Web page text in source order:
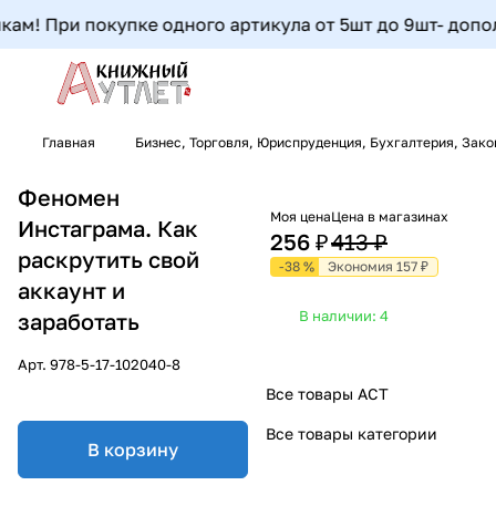
При покупке одного артикула от 5шт до 9шт-
Главная Бизнес, Торговля, Юриспруденция, Бухгалтерия,
Феномен
Инстаграма. Как
раскрутить свой
аккаунт и
заработать
Арт. 978-5-17-102040-8
В корзину
Моя цена
256 ₽
Цена в магазинах
413 ₽
-38 % Экономия 157 ₽
В наличии: 4
Все товары АСТ
Все товары категории